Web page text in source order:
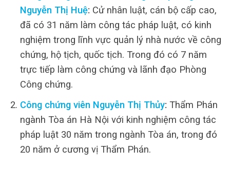
Nguyễn Thị Huệ: Cử nhân luật, cán bộ cấp cao,
đã có 31 năm làm công tác pháp luật, có kinh
nghiệm trong lĩnh vực quản lý nhà nước về công
chứng, hộ tịch, quốc tịch. Trong đó có 7 năm
trực tiếp làm công chứng và lãnh đạo Phòng
Công chứng.
Công chứng viên Nguyễn Thị Thủy: Thẩm Phán
ngành Tòa án Hà Nội với kinh nghiệm công tác
pháp luật 30 năm trong ngành Tòa án, trong đó
20 năm ở cương vị Thẩm Phán.